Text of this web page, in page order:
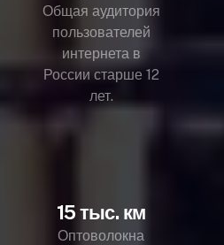
Общая аудитория
пользователей
интернета в
России старше 12
лет.
15 тыс. км
Оптоволокна